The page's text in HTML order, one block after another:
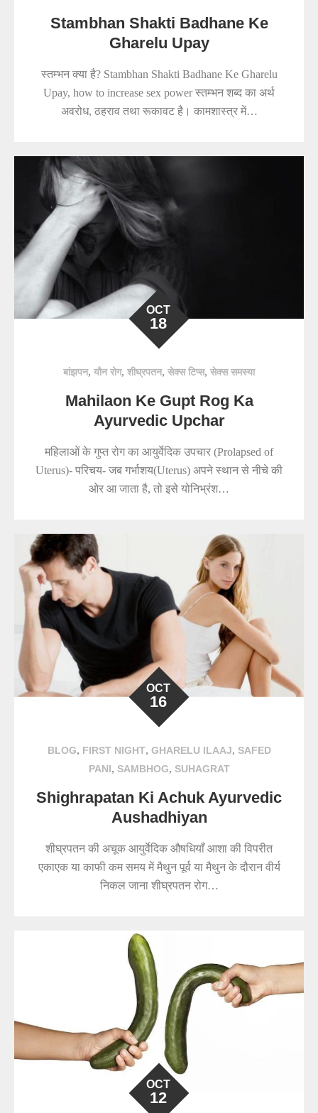
Stambhan Shakti Badhane Ke
Gharelu Upay
स्तम्भन क्या है? Stambhan Shakti Badhane Ke Gharelu
Upay, how to increase sex power स्तम्भन शब्द का अर्थ
अवरोध, ठहराव तथा रूकावट है। कामशास्त्र में…
OCT
18
बांझपन, यौन रोग, शीघ्रपतन, सेक्स टिप्स, सेक्स समस्या
Mahilaon Ke Gupt Rog Ka
Ayurvedic Upchar
महिलाओं के गुप्त रोग का आयुर्वेदिक उपचार (Prolapsed of
Uterus)- परिचय- जब गर्भाशय(Uterus) अपने स्थान से नीचे की
ओर आ जाता है, तो इसे योनिभ्रंश…
OCT
16
BLOG, FIRST NIGHT, GHARELU ILAAJ, SAFED
PANI, SAMBHOG, SUHAGRAT
Shighrapatan Ki Achuk Ayurvedic
Aushadhiyan
शीघ्रपतन की अचूक आयुर्वेदिक औषधियाँ आशा की विपरीत
एकाएक या काफी कम समय में मैथुन पूर्व या मैथुन के दौरान वीर्य
निकल जाना शीघ्रपतन रोग…
OCT
12